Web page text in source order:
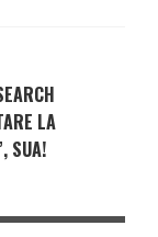
LA
SUA!